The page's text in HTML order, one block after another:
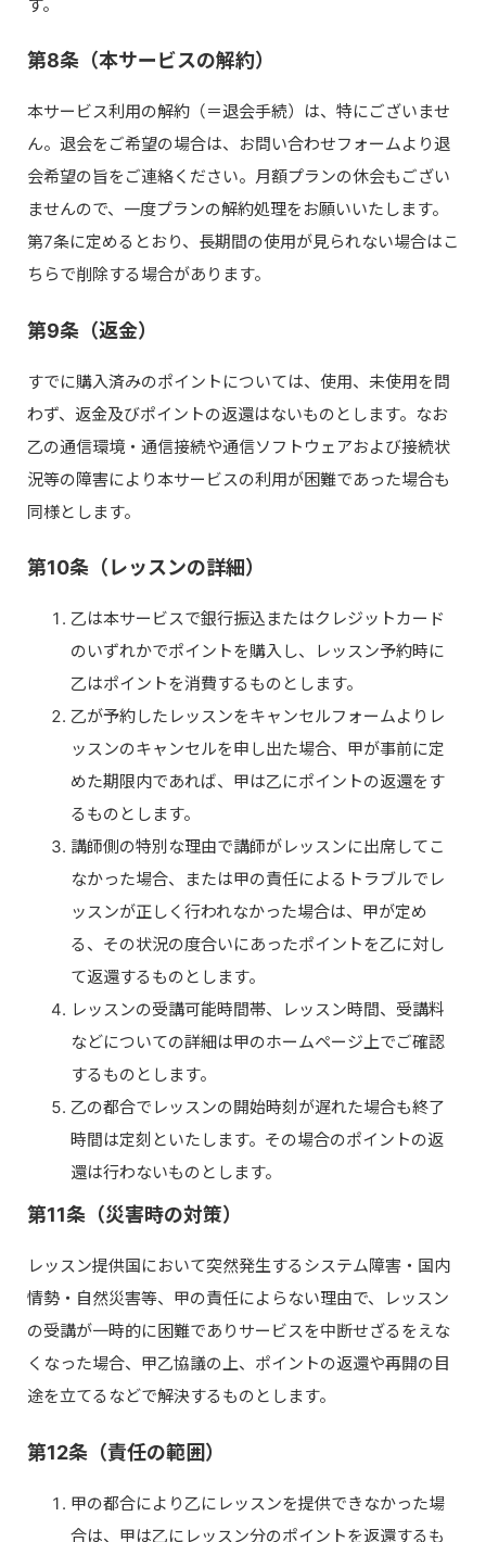
す。
第8条（本サービスの解約）
本サービス利用の解約（＝退会手続）は、特にございませ
ん。退会をご希望の場合は、お問い合わせフォームより退
会希望の旨をご連絡ください。月額プランの休会もござい
ませんので、一度プランの解約処理をお願いいたします。
第7条に定めるとおり、長期間の使用が見られない場合はこ
ちらで削除する場合があります。
第9条（返金）
すでに購入済みのポイントについては、使用、未使用を問
わず、返金及びポイントの返還はないものとします。なお
乙の通信環境・通信接続や通信ソフトウェアおよび接続状
況等の障害により本サービスの利用が困難であった場合も
同様とします。
第10条（レッスンの詳細）
乙は本サービスで銀行振込またはクレジットカード
のいずれかでポイントを購入し、レッスン予約時に
乙はポイントを消費するものとします。
乙が予約したレッスンをキャンセルフォームよりレ
ッスンのキャンセルを申し出た場合、甲が事前に定
めた期限内であれば、甲は乙にポイントの返還をす
るものとします。
講師側の特別な理由で講師がレッスンに出席してこ
なかった場合、または甲の責任によるトラブルでレ
ッスンが正しく行われなかった場合は、甲が定め
る、その状況の度合いにあったポイントを乙に対し
て返還するものとします。
レッスンの受講可能時間帯、レッスン時間、受講料
などについての詳細は甲のホームページ上でご確認
するものとします。
乙の都合でレッスンの開始時刻が遅れた場合も終了
時間は定刻といたします。その場合のポイントの返
還は行わないものとします。
第11条（災害時の対策）
レッスン提供国において突然発生するシステム障害・国内
情勢・自然災害等、甲の責任によらない理由で、レッスン
の受講が一時的に困難でありサービスを中断せざるをえな
くなった場合、甲乙協議の上、ポイントの返還や再開の目
途を立てるなどで解決するものとします。
第12条（責任の範囲）
甲の都合により乙にレッスンを提供できなかった場
合は、甲は乙にレッスン分のポイントを返還するも